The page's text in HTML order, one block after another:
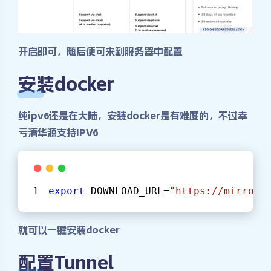
开启即可，随后便可来到服务器中配置
安装docker
纯ipv6还是在大陆，安装docker是有难度的，不过幸
亏清华源支持IPV6
export DOWNLOAD_URL="https://
就可以一键安装docker
配置Tunnel